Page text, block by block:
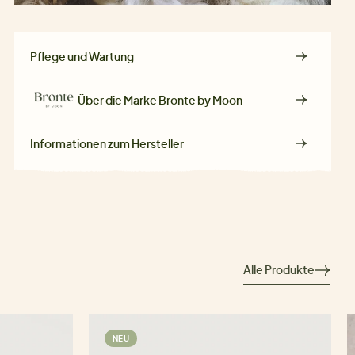
Pflege und Wartung
Über die Marke Bronte by Moon
Informationen zum Hersteller
Alle Produkte
NEU